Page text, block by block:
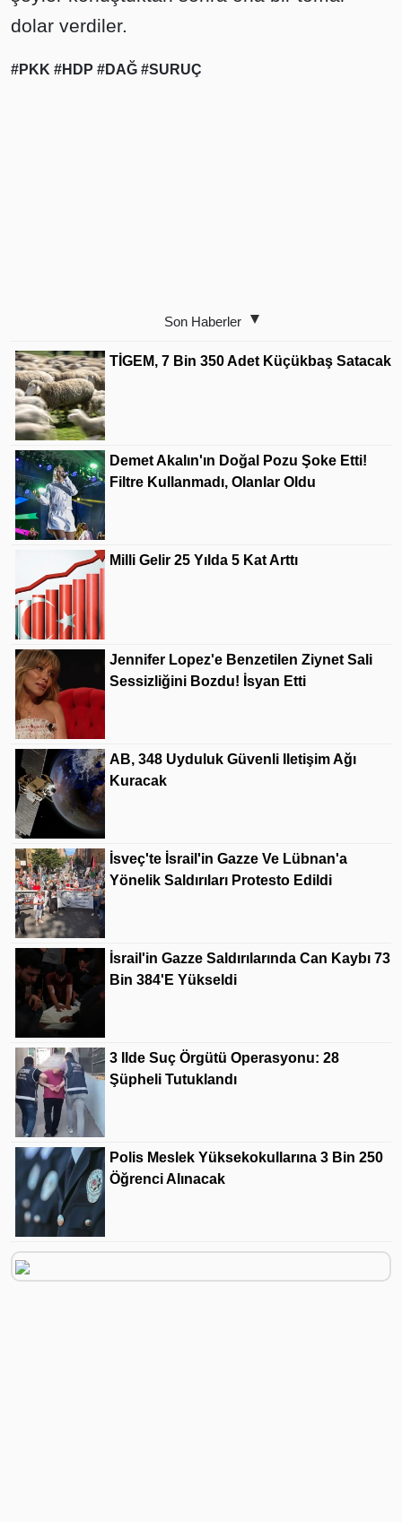
dolar verdiler.
#PKK #HDP #DAĞ #SURUÇ
Son Haberler
TİGEM, 7 Bin 350 Adet Küçükbaş Satacak
Demet Akalın'ın Doğal Pozu Şoke Etti!
Filtre Kullanmadı, Olanlar Oldu
Milli Gelir 25 Yılda 5 Kat Arttı
Jennifer Lopez'e Benzetilen Ziynet Sali
Sessizliğini Bozdu! İsyan Etti
AB, 348 Uyduluk Güvenli Iletişim Ağı
Kuracak
İsveç'te İsrail'in Gazze Ve Lübnan'a
Yönelik Saldırıları Protesto Edildi
İsrail'in Gazze Saldırılarında Can Kaybı 73
Bin 384'e Yükseldi
3 Ilde Suç Örgütü Operasyonu: 28
Şüpheli Tutuklandı
Polis Meslek Yüksekokullarına 3 Bin 250
Öğrenci Alınacak